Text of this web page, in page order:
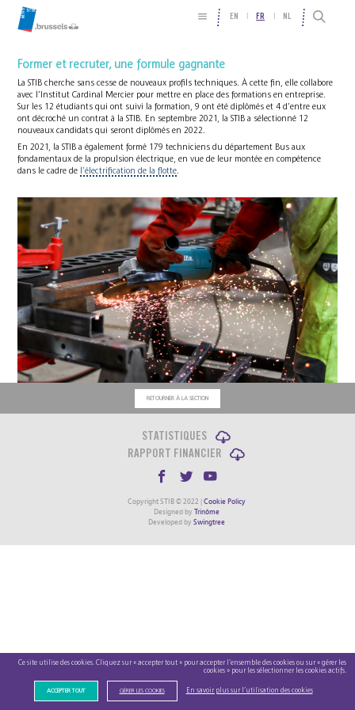
EN FR NL
Former et recruter, une formule gagnante
La STIB cherche sans cesse de nouveaux profils techniques. À cette fin, elle collabore
avec l’Institut Cardinal Mercier pour mettre en place des formations en entreprise.
Sur les 12 étudiants qui ont suivi la formation, 9 ont été diplômés et 4 d’entre eux
ont décroché un contrat à la STIB. En septembre 2021, la STIB a sélectionné 12
nouveaux candidats qui seront diplômés en 2022.
En 2021, la STIB a également formé 179 techniciens du département Bus aux
fondamentaux de la propulsion électrique, en vue de leur montée en compétence
dans le cadre de l’électrification de la flotte
RETOURNER À LA SECTION
STATISTIQUES
RAPPORT FINANCIER
Copyright STIB © 2022 | Cookie Policy
Designed by Trinôme
Developed by Swingtree
Ce site utilise des cookies. Cliquez sur « accepter tout » pour accepter l’ensemble des cookies ou sur « gérer les
cookies » pour les sélectionner les cookies actifs.
ACCEPTER TOUT GÉRER LES COOKIES En savoir plus sur l’utilisation des cookies